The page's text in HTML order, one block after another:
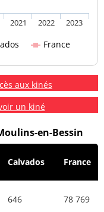
France
2021 2022 2023
aux kinés
un kiné
en-Bessin
Calvados France
646 78 769